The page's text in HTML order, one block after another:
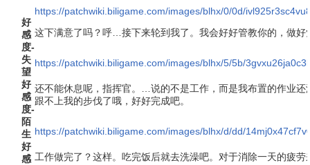
https://patchwiki.biligame.com/images/blhx/0/0d/
好
感
度-
失
望
这下满意了吗？呼…接下来轮到我了。我会好好管教你的，做好
https://patchwiki.biligame.com/images/blhx/5/5b/
好
感
度-
陌
生
还不能休息呢，指挥官。…说的不是工作，而是我布置的作业还
跟不上我的步伐了哦，好好完成吧。
https://patchwiki.biligame.com/images/blhx/d/dd/
好
感 工作做完了？这样。吃完饭后就去洗澡吧。对于消除一天的疲